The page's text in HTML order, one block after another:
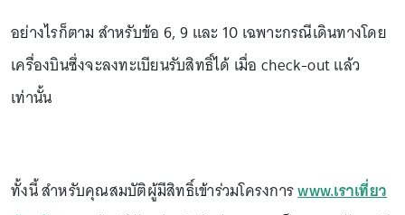
อย่างไรก็ตาม สำหรับข้อ 6, 9 และ 10 เฉพาะกรณีเดินทางโดย
เครื่องบินซึ่งจะลงทะเบียนรับสิทธิ์ได้ เมื่อ check-out แล้ว
เท่านั้น
ทั้งนี้ สำหรับคุณสมบัติผู้มีสิทธิ์เข้าร่วมโครงการwww.เราเที่ยว